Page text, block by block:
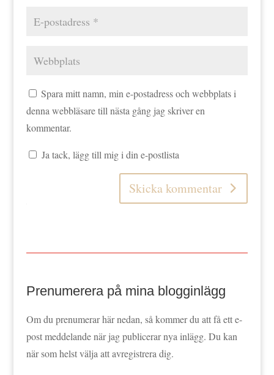
Spara mitt namn, min e-postadress och webbplats i
denna webbläsare till nästa gång jag skriver en
kommentar.
Ja tack, lägg till mig i din e-postlista
Skicka kommentar
Prenumerera på mina blogginlägg
Om du prenumerar här nedan, så kommer du att få ett e-
post meddelande när jag publicerar nya inlägg. Du kan
när som helst välja att avregistrera dig.